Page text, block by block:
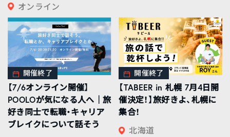
オンライン
開催終了
【7/6オンライン開催】
POOLOが気になる人へ｜旅
好き同士で転職・キャリア
ブレイクについて話そう
開催終了
【TABEER in 札幌 7月4日開
催決定！】旅好きよ、札幌に
集合！
北海道